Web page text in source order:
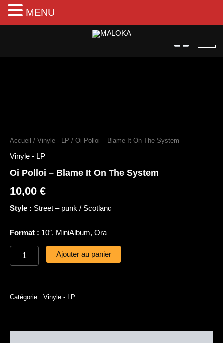
Aller
Accueil / Vinyle - LP / Oi Polloi – Blame It On The System
Vinyle - LP
Oi Polloi – Blame It On The System
10,00 €
Style : Street – punk / Scotland
Format : 10″, MiniAlbum, Ora
Polloi
–
It
The
Ajouter au panier
Catégorie : Vinyle - LP
MENU